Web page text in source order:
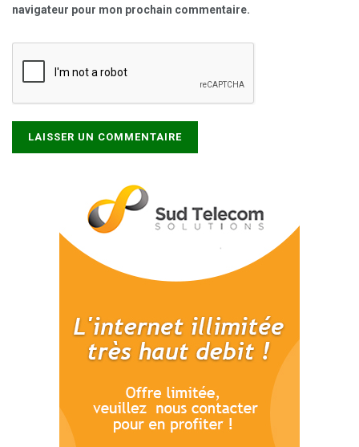
navigateur pour mon prochain commentaire.